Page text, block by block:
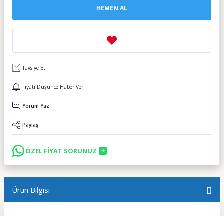
HEMEN AL
Tavsiye Et
Fiyatı Düşünce Haber Ver
Yorum Yaz
Paylaş
ÖZEL FİYAT SORUNUZ
Ürün Bilgisi